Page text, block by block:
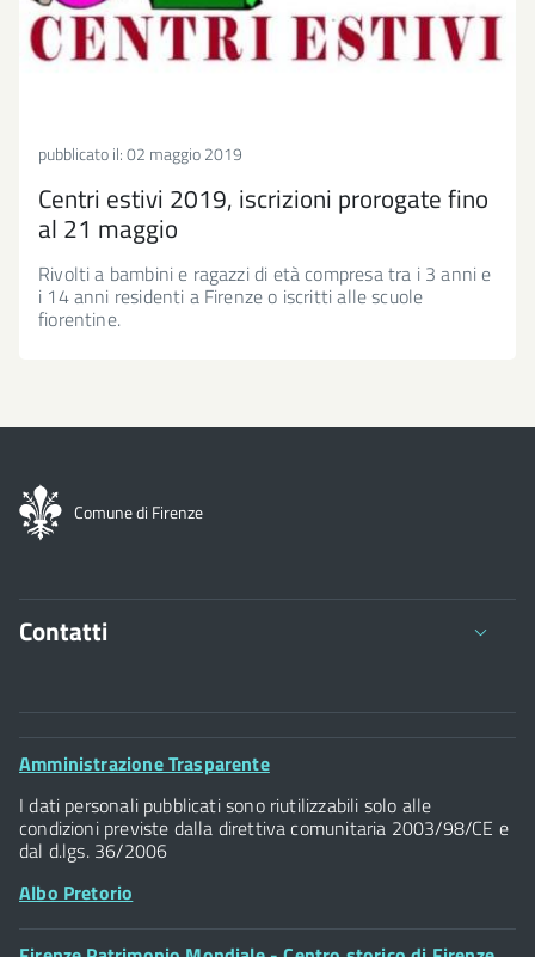
pubblicato il:02 maggio 2019
Centri estivi 2019, iscrizioni prorogate fino
al 21 maggio
Rivolti a bambini e ragazzi di età compresa tra i 3 anni e
i 14 anni residenti a Firenze o iscritti alle scuole
fiorentine.
Comune di Firenze
Contatti
Comune di Firenze
Palazzo Vecchio
Piazza della Signoria - 50122, Firenze
P.IVA 01307110484
Footer
Amministrazione Trasparente
I dati personali pubblicati sono riutilizzabili solo alle
condizioni previste dalla direttiva comunitaria 2003/98/CE e
dal d.lgs. 36/2006
Albo Pretorio